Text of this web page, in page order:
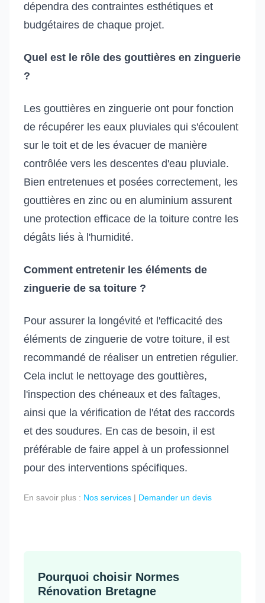
dépendra des contraintes esthétiques et
budgétaires de chaque projet.
Quel est le rôle des gouttières en zinguerie
?
Les gouttières en zinguerie ont pour fonction
de récupérer les eaux pluviales qui s'écoulent
sur le toit et de les évacuer de manière
contrôlée vers les descentes d'eau pluviale.
Bien entretenues et posées correctement, les
gouttières en zinc ou en aluminium assurent
une protection efficace de la toiture contre les
dégâts liés à l'humidité.
Comment entretenir les éléments de
zinguerie de sa toiture ?
Pour assurer la longévité et l'efficacité des
éléments de zinguerie de votre toiture, il est
recommandé de réaliser un entretien régulier.
Cela inclut le nettoyage des gouttières,
l'inspection des chéneaux et des faîtages,
ainsi que la vérification de l'état des raccords
et des soudures. En cas de besoin, il est
préférable de faire appel à un professionnel
pour des interventions spécifiques.
En savoir plus : Nos services | Demander un devis
Pourquoi choisir Normes
Rénovation Bretagne